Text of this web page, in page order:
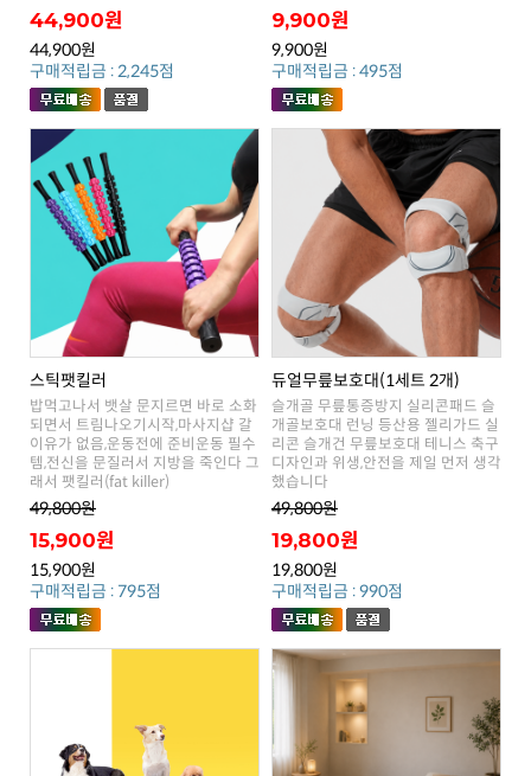
44,900원
44,900원
구매적립금 : 2,245점
9,900원
9,900원
구매적립금 : 495점
스틱팻킬러
래서 팻킬러(fat killer)
49,800원
15,900원
15,900원
구매적립금 : 795점
듀얼무릎보호대(1세트 2개)
했습니다
49,800원
19,800원
19,800원
구매적립금 : 990점